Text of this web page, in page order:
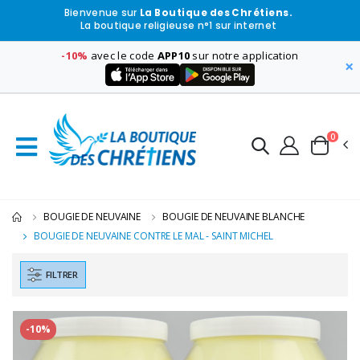
Bienvenue sur La Boutique des Chrétiens.
La boutique religieuse n°1 sur internet
-10% avec le code APP10 sur notre application
×
0
BOUGIE DE NEUVAINE
BOUGIE DE NEUVAINE BLANCHE
BOUGIE DE NEUVAINE CONTRE LE MAL - SAINT MICHEL
FILTRER
-10%